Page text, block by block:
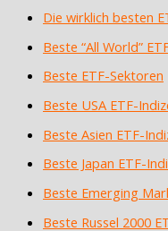
Die wirklich besten
Beste “All World”
Beste ETF-Sektoren
Beste USA ETF-
Beste Asien ETF-
Beste Japan ETF-
Beste Emerging
Beste Russel 2000